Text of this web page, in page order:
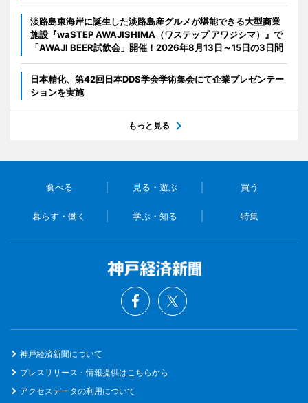
淡路島東海岸に誕生した淡路島産グルメが堪能できる大型商業
施設『waSTEP AWAJISHIMA（ワステップ アワジシマ）』で
「AWAJI BEER試飲会」開催！2026年8月13日～15日の3日間
日本精化、第42回日本DDS学会学術集会にて企業プレゼンテー
ションを実施
もっと見る
食べる 見る・遊ぶ 買う
暮らす・働く 学ぶ・知る 特集
神戸経済新聞について
プレスリリース・情報提供はこちらから
アクセスデータの利用について